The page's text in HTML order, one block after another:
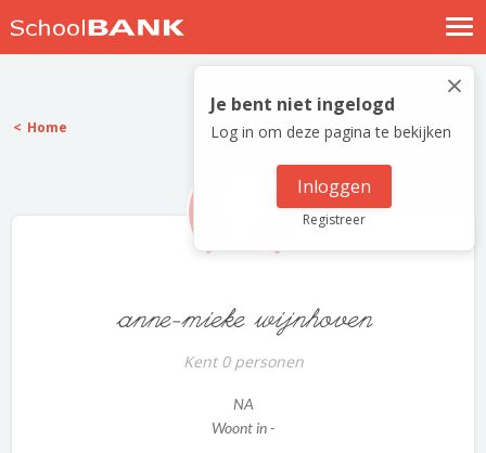
Nostalgische verhalen
Log in
Meld je gratis aan
×
Je bent niet ingelogd
Log in om deze pagina te bekijken
Inloggen
Registreer
Home
anne-mieke wijnhoven
Kent 0 personen
NA
Woont in -